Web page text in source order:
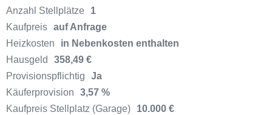
Anzahl Stellplätze
1
Kaufpreis auf Anfrage
Heizkosten
in Nebenkosten enthalten
Hausgeld
358,49 €
Provisionspflichtig
Ja
Käuferprovision
3,57 %
Kaufpreis Stellplatz (Garage)
10.000 €